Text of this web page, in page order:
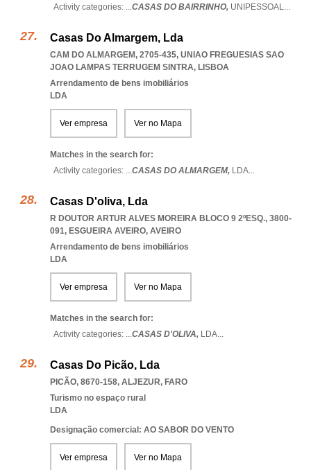
Activity categories: ...CASAS DO BAIRRINHO, UNIPESSOAL...
Casas Do Almargem, Lda
CAM DO ALMARGEM, 2705-435, UNIAO FREGUESIAS SAO
JOAO LAMPAS TERRUGEM SINTRA, LISBOA
Arrendamento de bens imobiliários
LDA
Ver empresa Ver no Mapa
Matches in the search for:
Activity categories: ...CASAS DO ALMARGEM, LDA...
Casas D'oliva, Lda
R DOUTOR ARTUR ALVES MOREIRA BLOCO 9 2ºESQ., 3800-
091, ESGUEIRA AVEIRO, AVEIRO
Arrendamento de bens imobiliários
LDA
Ver empresa Ver no Mapa
Matches in the search for:
Activity categories: ...CASAS D'OLIVA, LDA...
Casas Do Picão, Lda
PICÃO, 8670-158, ALJEZUR, FARO
Turismo no espaço rural
LDA
Designação comercial: AO SABOR DO VENTO
Ver empresa Ver no Mapa